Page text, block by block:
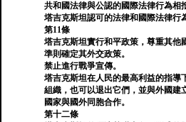
共和國法律與公認的國際法律行為相
塔吉克斯坦認可的法律和國際法律行
第11條
塔吉克斯坦實行和平政策，尊重其他
準則確定其外交政策。
禁止進行戰爭宣傳。
塔吉克斯坦在人民的最高利益的指導
組織，也可以退出它們，並與外國建
國家與國外同胞合作。
第十二條